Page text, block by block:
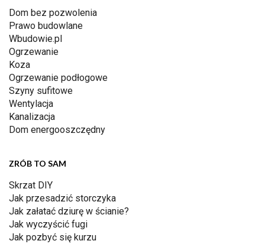
Dom bez pozwolenia
Prawo budowlane
Wbudowie.pl
Ogrzewanie
Koza
Ogrzewanie podłogowe
Szyny sufitowe
Wentylacja
Kanalizacja
Dom energooszczędny
ZRÓB TO SAM
Skrzat DIY
Jak przesadzić storczyka
Jak załatać dziurę w ścianie?
Jak wyczyścić fugi
Jak pozbyć się kurzu